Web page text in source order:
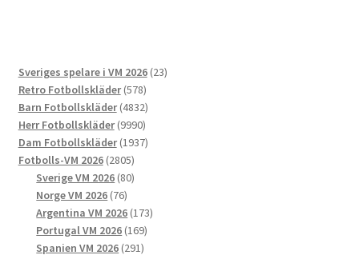
Sveriges spelare i VM 2026 2323
Retro Fotbollskläder 578578
produkter
Barn Fotbollskläder 48324832
produkter
Herr Fotbollskläder 99909990
produkter
Dam Fotbollskläder 19371937
Fotbolls-VM 2026 28052805
produkter
Sverige VM 2026 8080
Norge VM 2026 7676
produkter
Argentina VM 2026 173173
Portugal VM 2026 169169
Spanien VM 2026 291291